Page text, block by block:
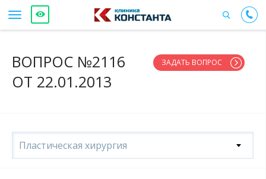
ВОПРОС №2116
ОТ 22.01.2013
ЗАДАТЬ ВОПРОС
Пластическая хирургия